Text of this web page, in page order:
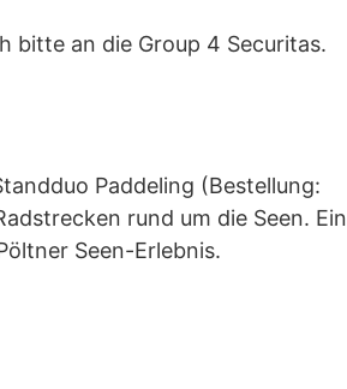
bitte an die Group 4 Securitas.
Paddeling (Bestellung:
rund um die Seen. Ein
Seen-Erlebnis.